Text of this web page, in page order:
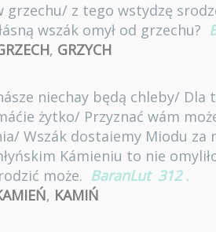
grzechu/ z tego wstydzę
wszák omył od grzechu?
, GRZYCH
niechay będą chleby/
żytko/ Przyznać wám
Wszák dostaiemy Miodu za
Kámieniu to nie
może. BaranLut 312 .
, KAMIŃ